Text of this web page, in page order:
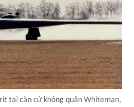
tại căn cứ không quân Whiteman,